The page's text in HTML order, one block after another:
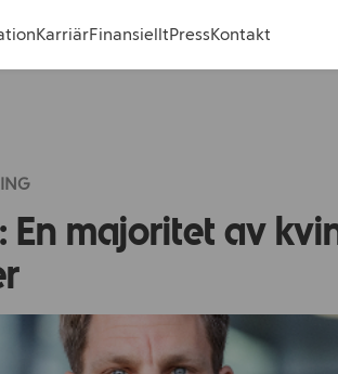
KarriärFinansielltPressKontakt
En majoritet av